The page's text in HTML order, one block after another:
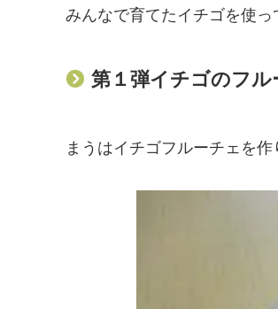
みんなで育てたイチゴを使
第１弾イチゴのフ
まうはイチゴフルーチェを作